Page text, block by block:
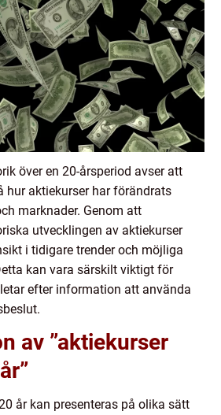
över en 20-årsperiod avser att
hur aktiekurser har förändrats
marknader. Genom att
utvecklingen av aktiekurser
i tidigare trender och möjliga
kan vara särskilt viktigt för
efter information att använda
av ”aktiekurser
år kan presenteras på olika sätt